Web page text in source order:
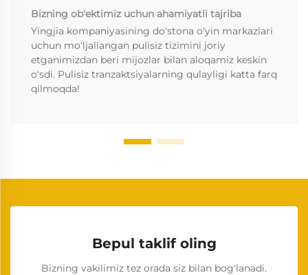
Bizning ob'ektimiz uchun ahamiyatli tajriba
Yingjia kompaniyasining do‘stona o‘yin markazlari
uchun mo‘ljallangan pulisiz tizimini joriy
etganimizdan beri mijozlar bilan aloqamiz keskin
o‘sdi. Pulisiz tranzaktsiyalarning qulayligi katta farq
qilmoqda!
Bepul taklif oling
Bizning vakilimiz tez orada siz bilan bog'lanadi.